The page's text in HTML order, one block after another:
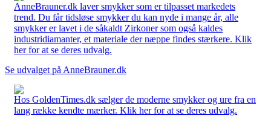
AnneBrauner.dk laver smykker som er tilpasset markedets
trend. Du får tidsløse smykker du kan nyde i mange år, alle
smykker er lavet i de såkaldt Zirkoner som også kaldes
industridiamanter, et materiale der næppe findes stærkere. Klik
her for at se deres udvalg.
Se udvalget på AnneBrauner.dk
Hos GoldenTimes.dk sælger de moderne smykker og ure fra en
lang række kendte mærker. Klik her for at se deres udvalg.